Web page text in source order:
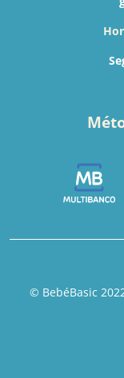
© BebéBasic